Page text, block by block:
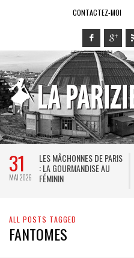
CONTACTEZ-MOI
31
MAI 2026
LES MÂCHONNES DE PARIS
: LA GOURMANDISE AU
FÉMININ
ALL POSTS TAGGED
FANTOMES